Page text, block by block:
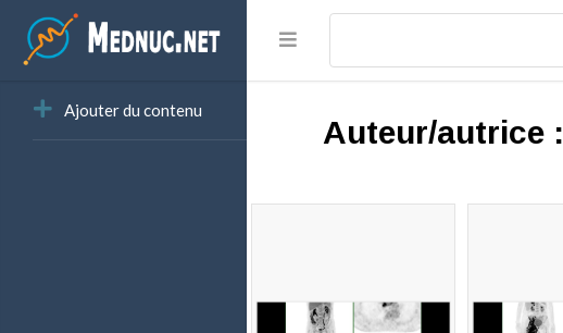
Ajouter du contenu
Auteur/autrice :